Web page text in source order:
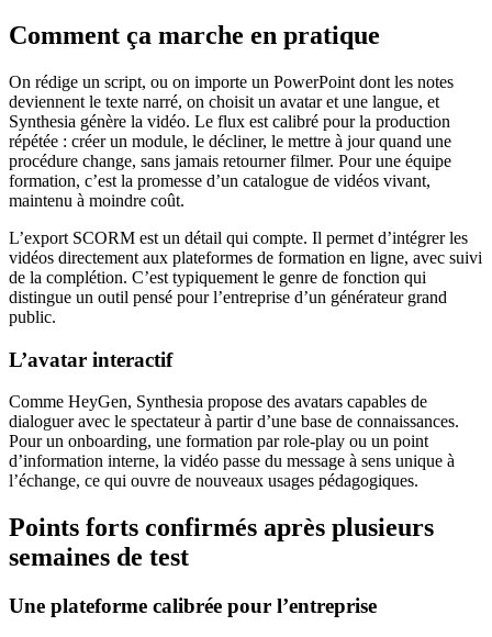
Comment ça marche en pratique
On rédige un script, ou on importe un PowerPoint dont les notes
deviennent le texte narré, on choisit un avatar et une langue, et
Synthesia génère la vidéo. Le flux est calibré pour la production
répétée : créer un module, le décliner, le mettre à jour quand une
procédure change, sans jamais retourner filmer. Pour une équipe
formation, c’est la promesse d’un catalogue de vidéos vivant,
maintenu à moindre coût.
L’export SCORM est un détail qui compte. Il permet d’intégrer les
vidéos directement aux plateformes de formation en ligne, avec suivi
de la complétion. C’est typiquement le genre de fonction qui
distingue un outil pensé pour l’entreprise d’un générateur grand
public.
L’avatar interactif
Comme HeyGen, Synthesia propose des avatars capables de
dialoguer avec le spectateur à partir d’une base de connaissances.
Pour un onboarding, une formation par role-play ou un point
d’information interne, la vidéo passe du message à sens unique à
l’échange, ce qui ouvre de nouveaux usages pédagogiques.
Points forts confirmés après plusieurs
semaines de test
Une plateforme calibrée pour l’entreprise